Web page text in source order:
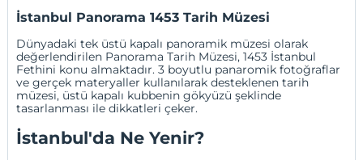
İstanbul Panorama 1453 Tarih Müzesi
Dünyadaki tek üstü kapalı panoramik müzesi olarak
değerlendirilen Panorama Tarih Müzesi, 1453 İstanbul
Fethini konu almaktadır. 3 boyutlu panaromik fotoğraflar
ve gerçek materyaller kullanılarak desteklenen tarih
müzesi, üstü kapalı kubbenin gökyüzü şeklinde
tasarlanması ile dikkatleri çeker.
İstanbul'da Ne Yenir?